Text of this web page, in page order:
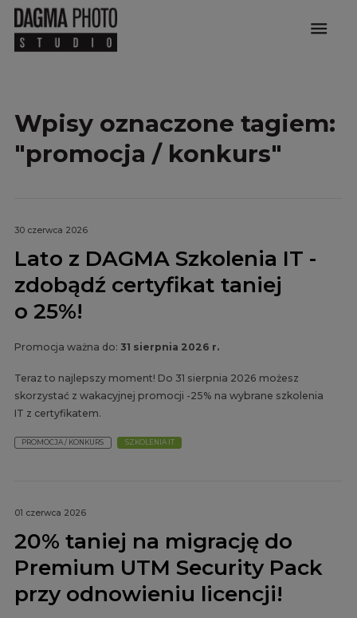
menu
Wpisy oznaczone tagiem:
"promocja / konkurs"
30 czerwca 2026
Lato z DAGMA Szkolenia IT -
zdobądź certyfikat taniej
o 25%!
Promocja ważna do: 31 sierpnia 2026 r.
Teraz to najlepszy moment! Do 31 sierpnia 2026 możesz
skorzystać z wakacyjnej promocji -25% na wybrane szkolenia
IT z certyfikatem.
PROMOCJA / KONKURS SZKOLENIA IT
01 czerwca 2026
20% taniej na migrację do
Premium UTM Security Pack
przy odnowieniu licencji!